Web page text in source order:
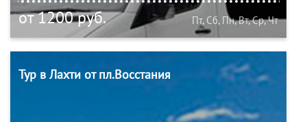
от 1200 руб. Пт, Сб, Пн, Вт, Ср, Чт
Тур в Лахти от пл.Восстания